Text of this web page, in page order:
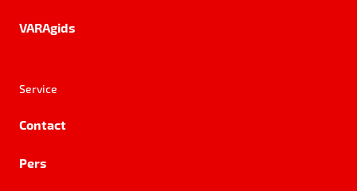
VARAgids
Service
Contact
Pers